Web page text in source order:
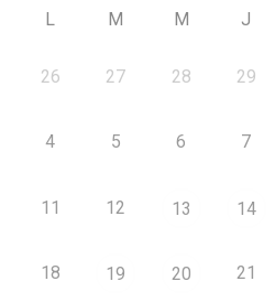
L M M J
26 27 28 29
4 5 6 7
11 12 13 14
18 19 20 21